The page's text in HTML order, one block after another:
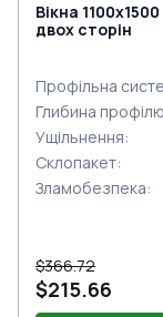
Вікна
двох сторін
Профільна
Глибина профілю
Ущільнення:
Склопакет:
Зламобезпека:
$366.72
$215.66